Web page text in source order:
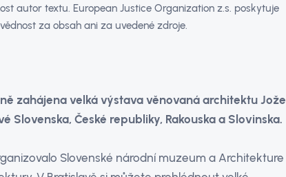
autor textu. European Justice Organization z.s. poskytuje
za obsah ani za uvedené zdroje.
zahájena velká výstava věnovaná architektu Jože
České republiky, Rakouska a Slovinska.
Slovenské národní muzeum a Architekture